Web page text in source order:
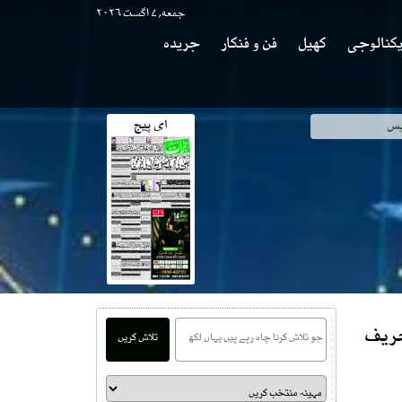
جمعه, ۷ اگست ۲۰۲۶
کھیل فن و فنکار
جریدہ
ای پیج
تلاش کریں